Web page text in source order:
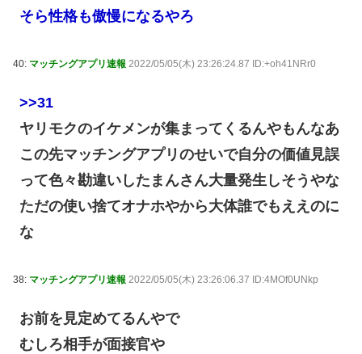
そら性格も傲慢になるやろ
40: マッチングアプリ速報 2022/05/05(木) 23:26:24.87 ID:+oh41NRr0
>>31
ヤリモクのイケメンが集まってくるんやもんなあ
この先マッチングアプリのせいで自分の価値見誤
って色々勘違いしたまんさん大量発生しそうやな
ただの使い捨てオナホやから大体誰でもええのに
な
38: マッチングアプリ速報 2022/05/05(木) 23:26:06.37 ID:4MOf0UNkp
お前を見定めてるんやで
むしろ相手が面接官や